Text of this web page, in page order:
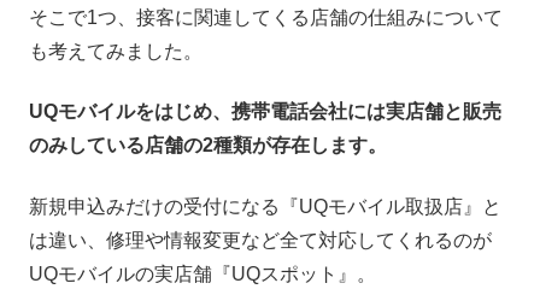
そこで1つ、接客に関連してくる店舗の仕組みについて
も考えてみました。
UQモバイルをはじめ、携帯電話会社には実店舗と販売
のみしている店舗の2種類が存在します。
新規申込みだけの受付になる『UQモバイル取扱店』と
は違い、修理や情報変更など全て対応してくれるのが
UQモバイルの実店舗『UQスポット』。